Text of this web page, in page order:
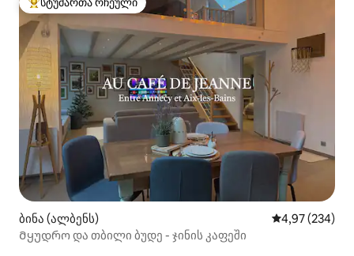
სტუმართა რჩეული მოწინავე ვარიანტი
ბინა (ალბენს) საშუალო
4,97 (234)
Მყუდრო და თბილი ბუდე - ჯინის კაფეში